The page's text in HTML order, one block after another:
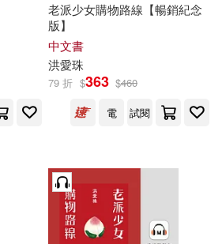
蜜雪兒‧桑娜(2)
吳秋瓊(1)
洪千惠(1)
潘昶儒(1)
蜜雪兒．桑娜(1)
展開
二十張出版(3)
老派少女購物路線【暢銷紀念
版】
中文書
洪愛珠
79 折 $363 $460
電
試閱